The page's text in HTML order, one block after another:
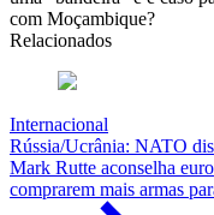
com Moçambique?
Relacionados
Internacional
Rússia/Ucrânia: NATO
Mark Rutte aconselha
comprarem mais armas